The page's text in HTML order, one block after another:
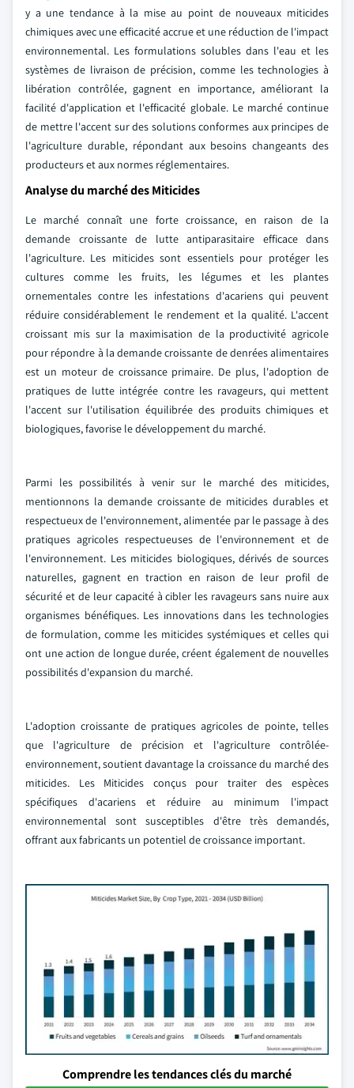
y a une tendance à la mise au point de nouveaux miticides
chimiques avec une efficacité accrue et une réduction de l'impact
environnemental. Les formulations solubles dans l'eau et les
systèmes de livraison de précision, comme les technologies à
libération contrôlée, gagnent en importance, améliorant la
facilité d'application et l'efficacité globale. Le marché continue
de mettre l'accent sur des solutions conformes aux principes de
l'agriculture durable, répondant aux besoins changeants des
producteurs et aux normes réglementaires.
Analyse du marché des Miticides
Le marché connaît une forte croissance, en raison de la
demande croissante de lutte antiparasitaire efficace dans
l'agriculture. Les miticides sont essentiels pour protéger les
cultures comme les fruits, les légumes et les plantes
ornementales contre les infestations d'acariens qui peuvent
réduire considérablement le rendement et la qualité. L'accent
croissant mis sur la maximisation de la productivité agricole
pour répondre à la demande croissante de denrées alimentaires
est un moteur de croissance primaire. De plus, l'adoption de
pratiques de lutte intégrée contre les ravageurs, qui mettent
l'accent sur l'utilisation équilibrée des produits chimiques et
biologiques, favorise le développement du marché.
Parmi les possibilités à venir sur le marché des miticides,
mentionnons la demande croissante de miticides durables et
respectueux de l'environnement, alimentée par le passage à des
pratiques agricoles respectueuses de l'environnement et de
l'environnement. Les miticides biologiques, dérivés de sources
naturelles, gagnent en traction en raison de leur profil de
sécurité et de leur capacité à cibler les ravageurs sans nuire aux
organismes bénéfiques. Les innovations dans les technologies
de formulation, comme les miticides systémiques et celles qui
ont une action de longue durée, créent également de nouvelles
possibilités d'expansion du marché.
L'adoption croissante de pratiques agricoles de pointe, telles
que l'agriculture de précision et l'agriculture contrôlée-
environnement, soutient davantage la croissance du marché des
miticides. Les Miticides conçus pour traiter des espèces
spécifiques d'acariens et réduire au minimum l'impact
environnemental sont susceptibles d'être très demandés,
offrant aux fabricants un potentiel de croissance important.
Comprendre les tendances clés du marché